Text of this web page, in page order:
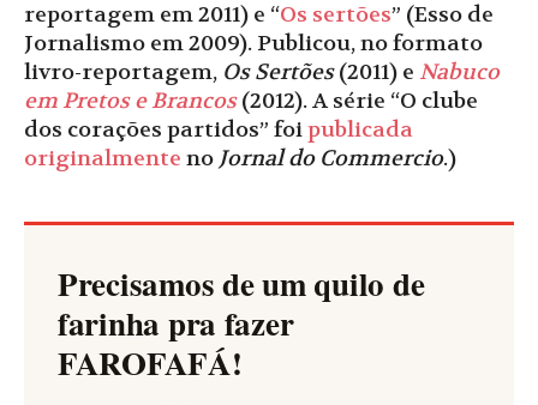
reportagem em 2011) e “Os sertões” (Esso de
Jornalismo em 2009). Publicou, no formato
livro-reportagem, Os Sertões(2011) e Nabuco
em Pretos e Brancos (2012). A série “O clube
dos corações partidos” foipublicada
originalmente no Jornal do Commercio.)
Precisamos de um quilo de
farinha pra fazer
FAROFAFÁ!